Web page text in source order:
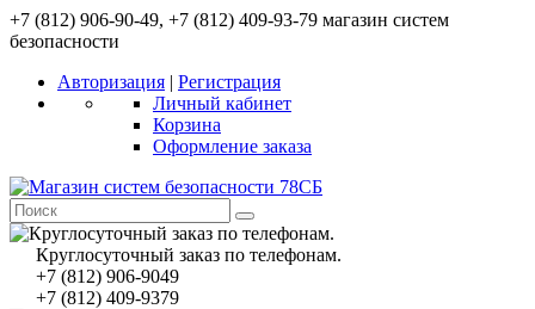
+7 (812) 906-90-49, +7 (812) 409-93-79 магазин систем
безопасности
Авторизация | Регистрация
Личный кабинет
Корзина
Оформление заказа
Круглосуточный заказ по телефонам.
+7 (812) 906-9049
+7 (812) 409-9379